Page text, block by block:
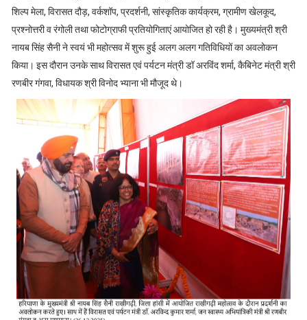
शिल्प मेला, विरासत दौड़, वर्कशॉप, प्रदर्शनी, सांस्कृतिक कार्यक्रम, ग्रामीण खेलकूद,
प्रश्नोत्तरी व रंगोली तथा फोटोग्राफी प्रतियोगिताएं आयोजित हो रही है। मुख्यमंत्री श्री
नायब सिंह सैनी ने स्वयं भी महोत्सव में शुरू हुई अलग अलग गतिविधियों का अवलोकन
किया। इस दौरान उनके साथ विरासत एवं पर्यटन मंत्री डॉ अरविंद शर्मा, कैबिनेट मंत्री श्री
रणबीर गंगवा, विधायक श्री विनोद भ्याना भी मौजूद थे।